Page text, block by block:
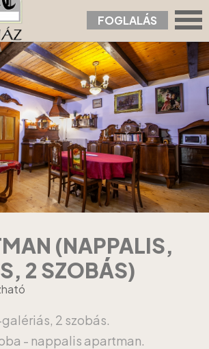
FOGLALÁS
› II. Apartman (nappalis, galériás, 2 szobás)
(NAPPALIS,
2 SZOBÁS)
2 szobás.
- nappalis apartman.